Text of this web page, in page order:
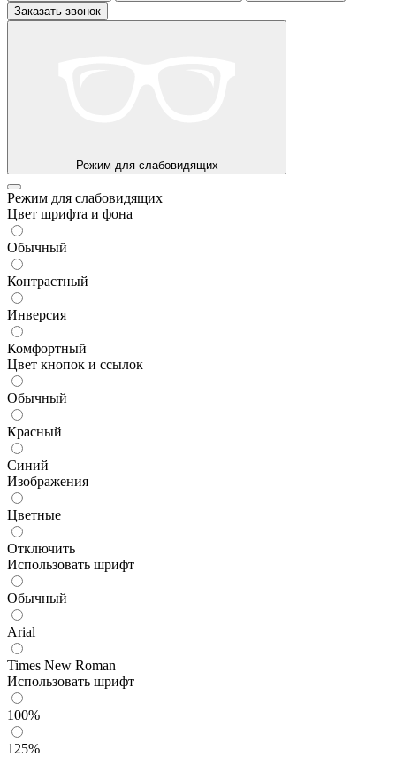
Заказать звонок
Режим для слабовидящих
Режим для слабовидящих
Цвет шрифта и фона
Обычный
Контрастный
Инверсия
Комфортный
Цвет кнопок и ссылок
Обычный
Красный
Синий
Изображения
Цветные
Отключить
Использовать шрифт
Обычный
Arial
Times New Roman
Использовать шрифт
100%
125%